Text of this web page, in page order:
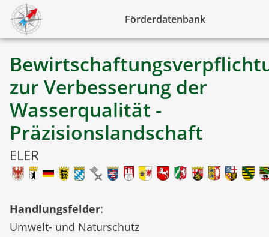
Förderdatenbank
zur Verbesserung der
Wasserqualität -
Präzisionslandschaft
ELER
Handlungsfelder:
Umwelt- und Naturschutz